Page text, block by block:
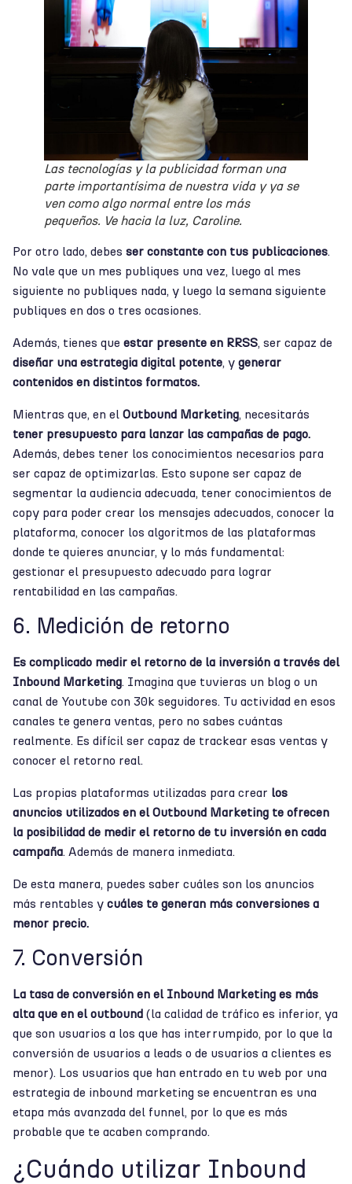
Las tecnologías y la publicidad forman una
parte importantísima de nuestra vida y ya se
ven como algo normal entre los más
pequeños. Ve hacia la luz, Caroline.
Por otro lado, debes ser constante con tus publicaciones.
No vale que un mes publiques una vez, luego al mes
siguiente no publiques nada, y luego la semana siguiente
publiques en dos o tres ocasiones.
Además, tienes que estar presente en RRSS, ser capaz de
diseñar una estrategia digital potente, y generar
contenidos en distintos formatos.
Mientras que, en el Outbound Marketing, necesitarás
tener presupuesto para lanzar las campañas de pago.
Además, debes tener los conocimientos necesarios para
ser capaz de optimizarlas. Esto supone ser capaz de
segmentar la audiencia adecuada, tener conocimientos de
copy para poder crear los mensajes adecuados, conocer la
plataforma, conocer los algoritmos de las plataformas
donde te quieres anunciar, y lo más fundamental:
gestionar el presupuesto adecuado para lograr
rentabilidad en las campañas.
6. Medición de retorno
Es complicado medir el retorno de la inversión a través del
Inbound Marketing. Imagina que tuvieras un blog o un
canal de Youtube con 30k seguidores. Tu actividad en esos
canales te genera ventas, pero no sabes cuántas
realmente. Es difícil ser capaz de trackear esas ventas y
conocer el retorno real.
Las propias plataformas utilizadas para crear los
anuncios utilizados en el Outbound Marketing te ofrecen
la posibilidad de medir el retorno de tu inversión en cada
campaña. Además de manera inmediata.
De esta manera, puedes saber cuáles son los anuncios
más rentables y cuáles te generan más conversiones a
menor precio.
7. Conversión
La tasa de conversión en el Inbound Marketing es más
alta que en el outbound (la calidad de tráfico es inferior, ya
que son usuarios a los que has interrumpido, por lo que la
conversión de usuarios a leads o de usuarios a clientes es
menor). Los usuarios que han entrado en tu web por una
estrategia de inbound marketing se encuentran es una
etapa más avanzada del funnel, por lo que es más
probable que te acaben comprando.
¿Cuándo utilizar Inbound